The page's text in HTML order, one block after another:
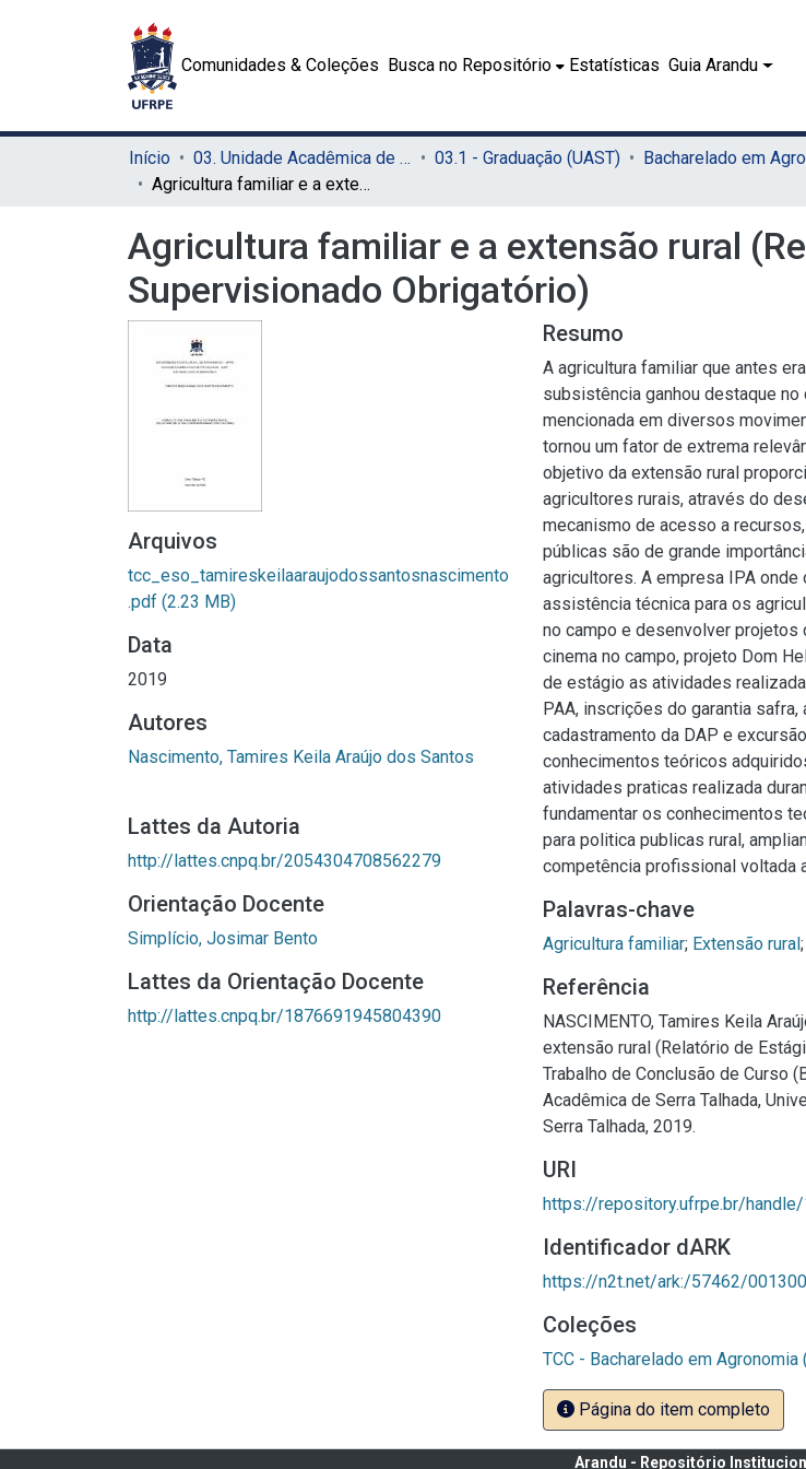
Comunidades & Coleções Busca no Repositório Estatísticas Guia Arandu
Início 03. Unidade Acadêmica de Serra Talhada (UAST) 03.1 - Graduação (UAST)
Agricultura familiar e a extensão rural (Relatório de Estágio Supervisionado Obrigatório)
Agricultura familiar e a extensão rural
Supervisionado Obrigatório)
Arquivos
tcc_eso_tamireskeilaaraujodossantosnascimento
.pdf (2.23 MB)
Data
2019
Autores
Nascimento, Tamires Keila Araújo dos Santos
Lattes da Autoria
http://lattes.cnpq.br/2054304708562279
Orientação Docente
Simplício, Josimar Bento
Lattes da Orientação Docente
http://lattes.cnpq.br/1876691945804390
Resumo
A agricultura familiar que antes
subsistência ganhou destaque
mencionada em diversos
tornou um fator de extrema
objetivo da extensão rural
agricultores rurais, através do
mecanismo de acesso a
públicas são de grande
agricultores. A empresa IPA
assistência técnica para os
no campo e desenvolver
cinema no campo, projeto Dom
de estágio as atividades
PAA, inscrições do garantia
cadastramento da DAP e
conhecimentos teóricos
atividades praticas realizada
fundamentar os conhecimentos
para politica publicas rural,
competência profissional voltada
Palavras-chave
Agricultura familiar; Extensão rural;
Referência
NASCIMENTO, Tamires Keila
extensão rural (Relatório de
Trabalho de Conclusão de Curso
Acadêmica de Serra Talhada,
Serra Talhada, 2019.
URI
https://repository.ufrpe.br/
Identificador dARK
https://n2t.net/ark:/57462/
Coleções
TCC - Bacharelado em Agronomia
Página do item completo
Arandu - Repositório